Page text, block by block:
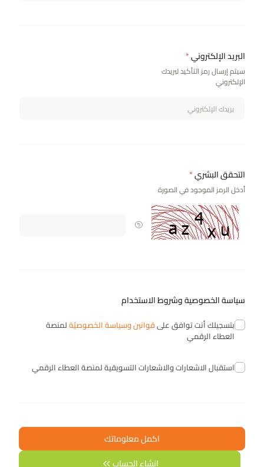
البريد الإلكتروني*
سيتم إرسال رمز التأكيد لبريدك
الإلكتروني
التحقق البشري*
أدخل الرمز الموجود في الصورة
سياسة الخصوصية وشروط الاستخدام
بتسجيلك أنت توافق علىقوانين وسياسة الخصوصيّةلمنصة
العطاء الرقمي
استقبال الاشعارات والاشعارات التسويقية لمنصة العطاء الرقمي
اكمل معلوماتك
إنشاء الحساب